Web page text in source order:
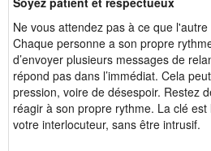
Ne vous attendez pas à ce que
Chaque personne a son propre
d’envoyer plusieurs messages de
répond pas dans l’immédiat. Cela
pression, voire de désespoir. Restez
réagir à son propre rythme. La clé
votre interlocuteur, sans être intrusif.